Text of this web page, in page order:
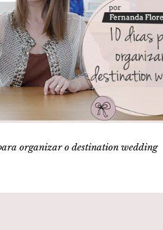
organizar o destination wedding